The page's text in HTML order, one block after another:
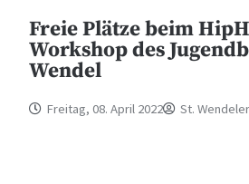
Freie Plätze beim
Workshop des
Wendel
Freitag, 08. April 2022 St.